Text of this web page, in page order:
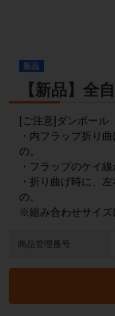
新品
【新品】全
[ご注意]ダンボール
・内フラップ折り
の。
・フラップのケイ
・折り曲げ時に、
の。
※組み合わせサイズ
商品管理番号